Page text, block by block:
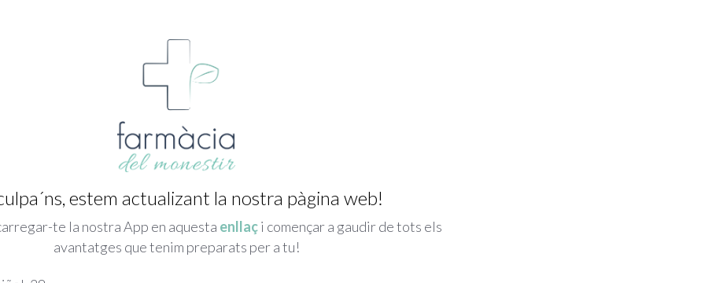
estem actualizant la nostra pàgina web!
te la nostra App en aquesta enllaçi començar a gaudir de tots els
avantatges que tenim preparats per a tu!